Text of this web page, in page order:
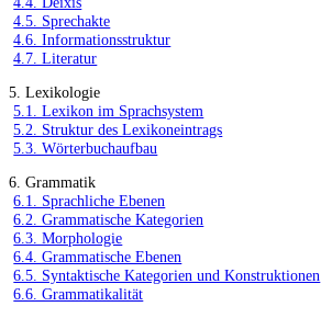
4.5. Sprechakte
4.6. Informationsstruktur
4.7. Literatur
5. Lexikologie
5.1. Lexikon im Sprachsystem
5.2. Struktur des Lexikoneintrags
5.3. Wörterbuchaufbau
6. Grammatik
6.1. Sprachliche Ebenen
6.2. Grammatische Kategorien
6.3. Morphologie
6.4. Grammatische Ebenen
6.5. Syntaktische Kategorien und Konstruktionen
6.6. Grammatikalität